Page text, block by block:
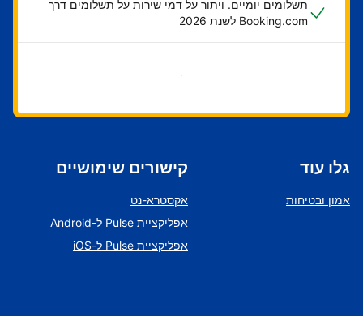
תשלומים יומיים. ויתור על דמי שירות על תשלומים דרך
Booking.com לשנת 2026
בואו נתחיל
גלו עוד
אמון ובטיחות
קישורים שימושיים
אקסטרא-נט
אפליקציית Pulse ל-Android
אפליקציית Pulse ל-iOS